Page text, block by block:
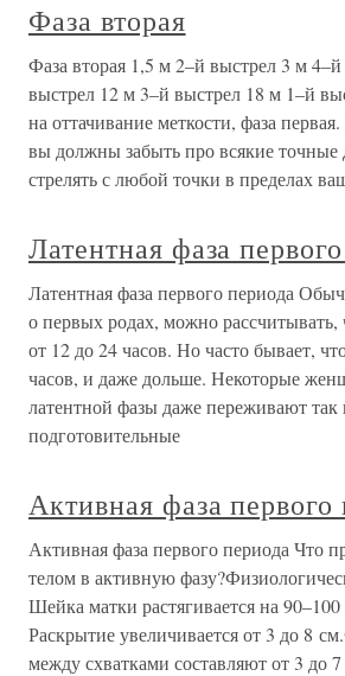
Фаза вторая
Фаза вторая 1,5 м 2–й выстрел 3 м
выстрел 12 м 3–й выстрел 18 м 1–й
на оттачивание меткости, фаза
вы должны забыть про всякие точные
стрелять с любой точки в пределах
Латентная фаза
Латентная фаза первого периода
о первых родах, можно рассчитывать,
от 12 до 24 часов. Но часто бывает,
часов, и даже дольше. Некоторые
латентной фазы даже переживают
подготовительные
Активная фаза первого
Активная фаза первого периода Что
телом в активную
Шейка матки растягивается на
Раскрытие увеличивается от 3 до 8
между схватками составляют от 3 до